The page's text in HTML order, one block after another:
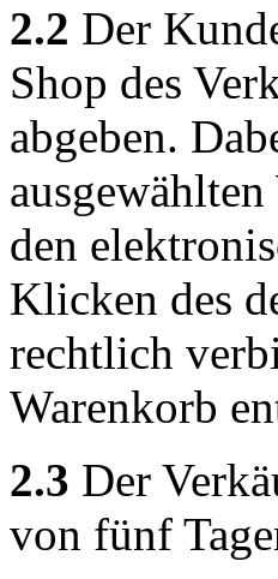
2.2 Der
Shop des
abgeben.
den
Klicken des
rechtlich
Warenkorb
2.3 Der
von fünf